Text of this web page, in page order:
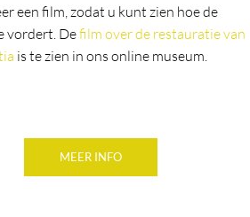
een film, zodat u kunt zien hoe de
vordert. Defilm over de restauratie van
is te zien in ons online museum.
MEER INFO